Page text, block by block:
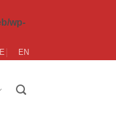
wp-
EN